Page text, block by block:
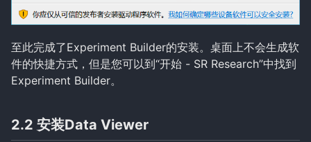
至此完成了Experiment Builder的安装。桌面上不会生成软
件的快捷方式，但是您可以到“开始 - SR Research”中找到
Experiment Builder。
2.2 安装Data Viewer